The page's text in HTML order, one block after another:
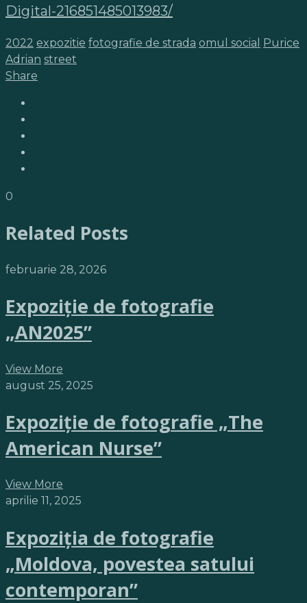
Digital-216851485013983/
2022 expozitie fotografie de strada omul social Purice
Adrian street
Share
0
Related Posts
februarie 28, 2026
Expoziție de fotografie
„AN2025”
View More
august 25, 2025
Expoziție de fotografie „The
American Nurse”
View More
aprilie 11, 2025
Expoziția de fotografie
„Moldova, povestea satului
contemporan”